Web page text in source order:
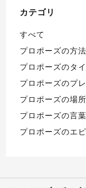
カテゴリ
すべて
プロポーズの方法
プロポーズのタ
プロポーズのプ
プロポーズの場所
プロポーズの言葉
プロポーズのエ